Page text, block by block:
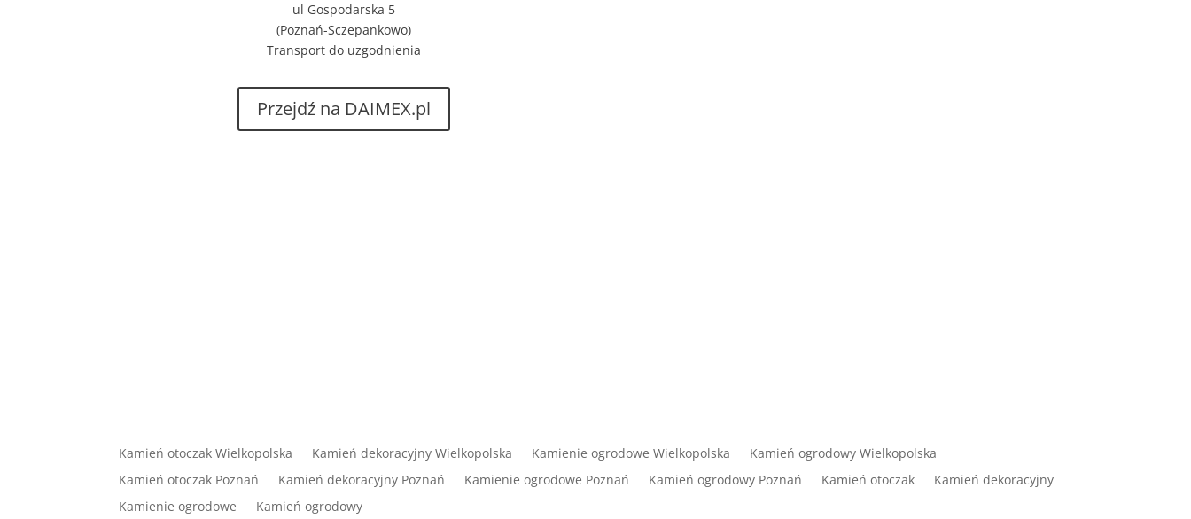
ul Gospodarska 5
(Poznań-Sczepankowo)
Transport do uzgodnienia
Przejdź na DAIMEX.pl
Kamień otoczak Wielkopolska Kamień dekoracyjny Wielkopolska Kamienie ogrodowe Wielkopolska
Kamień ogrodowy Wielkopolska
Kamień otoczak Poznań
Kamień dekoracyjny Poznań Kamienie ogrodowe Poznań Kamień ogrodowy Poznań Kamień otoczak
Kamień dekoracyjny
Kamienie ogrodowe
Kamień ogrodowy